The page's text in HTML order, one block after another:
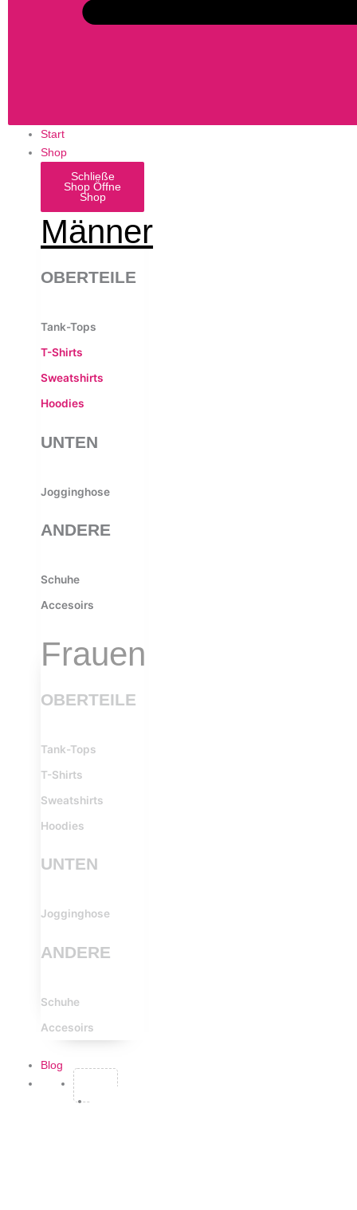
Start
Shop
Schließe
Shop Öffne
Shop
Männer
OBERTEILE
Tank-Tops
T-Shirts
Sweatshirts
Hoodies
UNTEN
Jogginghose
ANDERE
Schuhe
Accesoirs
Frauen
OBERTEILE
Tank-Tops
T-Shirts
Sweatshirts
Hoodies
UNTEN
Jogginghose
ANDERE
Schuhe
Accesoirs
Blog